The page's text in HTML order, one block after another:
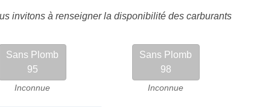
invitons à renseigner la disponibilité des carburants
Sans Plomb
95
Inconnue
Sans Plomb
98
Inconnue